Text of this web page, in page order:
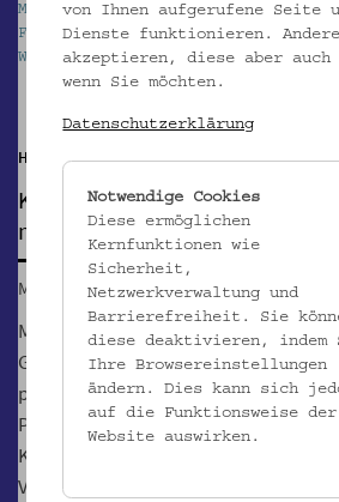
Pause
MUSMIG – Direktionszimmer. Foto:
Freynschlag / Kollektiv Fischka ©
Wien
Hof der Kulturen @ Open Spaces
KONVERSATIONEN #4
mit MUSMIG
Mi, 24.04.2024, 17:00
Mit den KONVERSATIONEN laden wir
Gesprächsreihe mit Gruppen und
postmigrantischen Stadt ein. Dabei
Praktiken und Projekte vorgestellt und
KONVERSATIONEN sollen Austausch
Verbindungen knüpfen und sind der
von Ihnen aufgerufene Seite
Dienste funktionieren.
akzeptieren, diese aber auch
wenn Sie möchten.
Datenschutzerklärung
Notwendige Cookies
Diese ermöglichen
Kernfunktionen wie
Sicherheit,
Netzwerkverwaltung und
Barrierefreiheit. Sie
diese deaktivieren, indem
Ihre Browsereinstellungen
ändern. Dies kann sich
auf die Funktionsweise der
Website auswirken.